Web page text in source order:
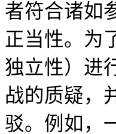
者符合诸如
正当性。为
独立性）进
战的质疑，
驳。例如，